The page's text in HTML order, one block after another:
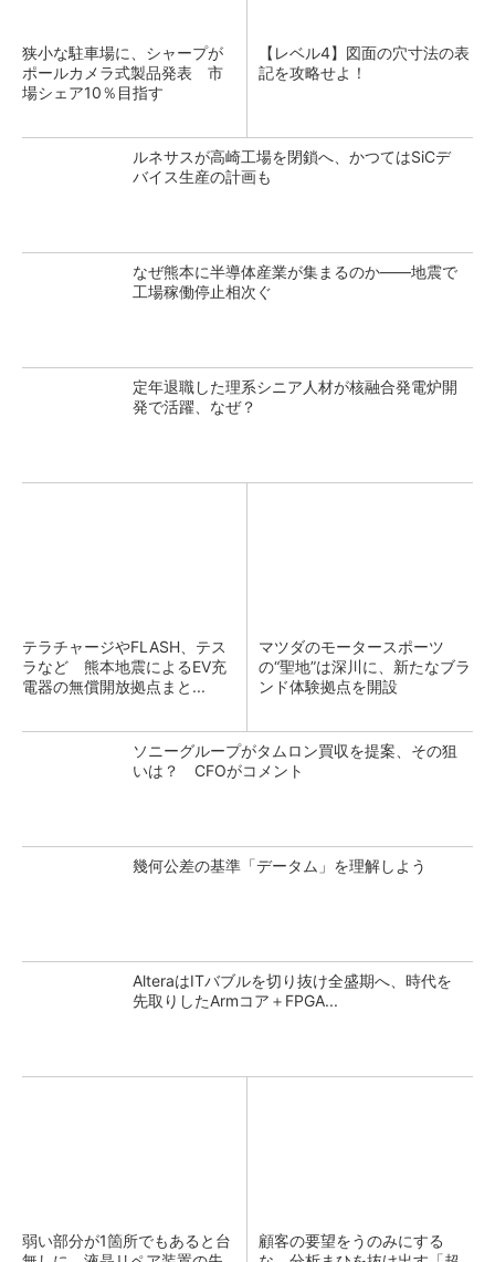
狭小な駐車場に、シャープが
ポールカメラ式製品発表 市
場シェア10％目指す
【レベル4】図面の穴寸法の表
記を攻略せよ！
ルネサスが高崎工場を閉鎖へ、かつてはSiCデ
バイス生産の計画も
なぜ熊本に半導体産業が集まるのか――地震で
工場稼働停止相次ぐ
定年退職した理系シニア人材が核融合発電炉開
発で活躍、なぜ？
テラチャージやFLASH、テス
ラなど 熊本地震によるEV充
電器の無償開放拠点まと...
マツダのモータースポーツ
の“聖地”は深川に、新たなブラ
ンド体験拠点を開設
ソニーグループがタムロン買収を提案、その狙
いは？ CFOがコメント
幾何公差の基準「データム」を理解しよう
AlteraはITバブルを切り抜け全盛期へ、時代を
先取りしたArmコア＋FPGA...
弱い部分が1箇所でもあると台
顧客の要望をうのみにする